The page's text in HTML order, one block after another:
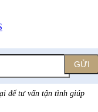
GỬI
để tư vấn tận tình giúp